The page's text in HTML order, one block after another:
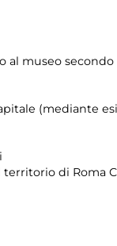
museo
(mediante
di Roma